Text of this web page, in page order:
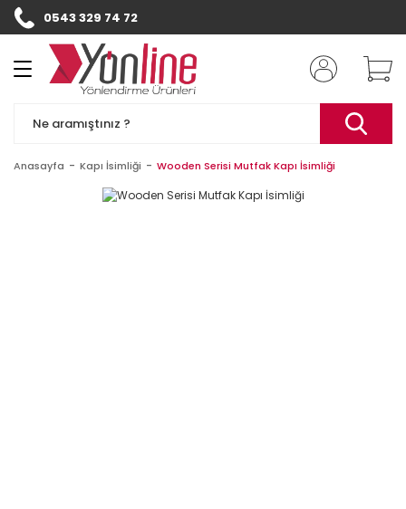
0543 329 74 72
Anasayfa Kapı İsimliği Wooden Serisi Mutfak Kapı İsimliği
Kapı Numaraları
Otel Kapı Numarası
Diğer Ürünler
Yazısı